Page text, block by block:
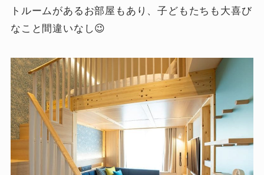
トルームがあるお部屋もあり、子どもたちも大喜び
なこと間違いなし😉